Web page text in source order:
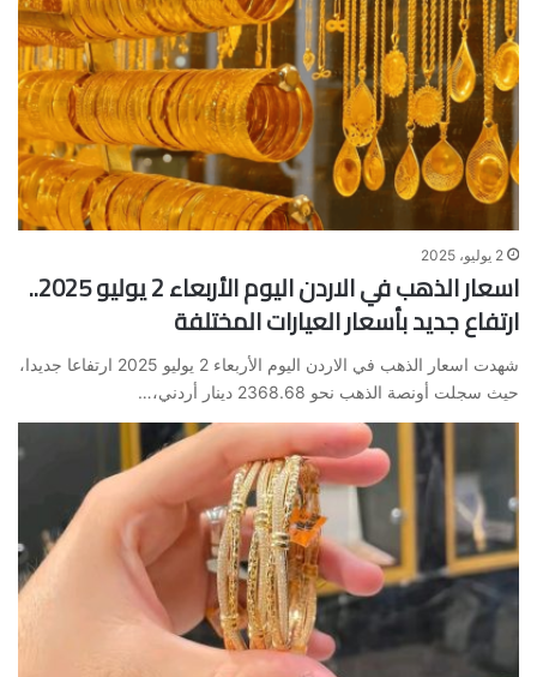
2 يوليو، 2025
اسعار الذهب في الاردن اليوم الأربعاء 2 يوليو 2025..
ارتفاع جديد بأسعار العيارات المختلفة
شهدت اسعار الذهب في الاردن اليوم الأربعاء 2 يوليو 2025 ارتفاعا جديدا،
حيث سجلت أونصة الذهب نحو 2368.68 دينار أردني،…